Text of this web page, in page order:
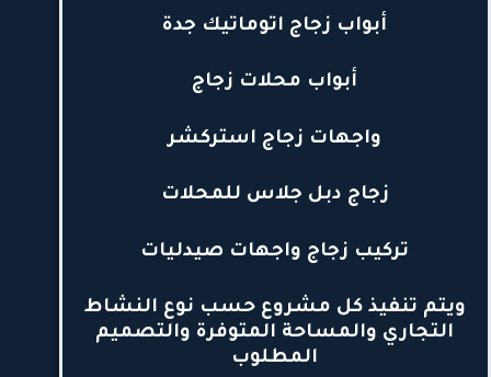
أبواب زجاج اتوماتيك جدة
أبواب محلات زجاج
واجهات زجاج استركشر
زجاج دبل جلاس للمحلات
تركيب زجاج واجهات صيدليات
ويتم تنفيذ كل مشروع حسب نوع النشاط
التجاري والمساحة المتوفرة والتصميم
المطلوب